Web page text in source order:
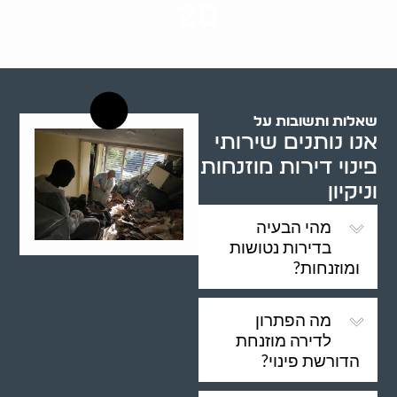
שאלות ותשובות על
אנו נותנים שירותי
פינוי דירות מוזנחות
וניקיון
מהי הבעיה
בדירות נטושות
ומוזנחות?
מה הפתרון
לדירה מוזנחת
הדורשת פינוי?